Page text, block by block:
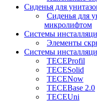
Сиденья для
Сиденья для
микролифтом
Системы
Элементы
Системы
TECEProfil
TECESolid
TECENow
TECEBase 2.0
TECEUni